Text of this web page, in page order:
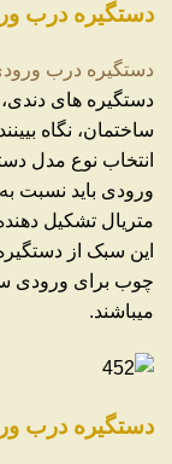
دستگیره درب
دستگیره درب
دستگیره های
ساختمان، نگاه
انتخاب نوع مدل
ورودی باید نسبت
متریال تشکیل
این سبک از
چوب برای ورودی
میباشند.
دستگیره درب